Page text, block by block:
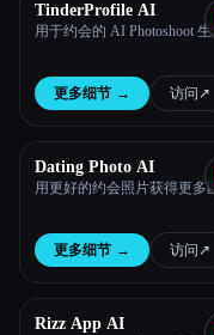
TinderProfile AI
用于约会的 AI Photoshoot
更多细节 → 访问 ↗︎
Dating Photo AI
用更好的约会照片获得更多
更多细节 → 访问 ↗︎
Rizz App AI